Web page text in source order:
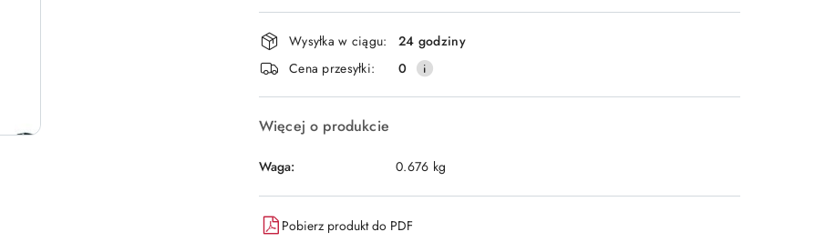
Wyślij
Dostępność
i
dostawa
Wysyłka w ciągu:
24 godziny
Cena przesyłki:
0
Więcej o produkcie
Waga: 0.676 kg
Pobierz produkt do PDF